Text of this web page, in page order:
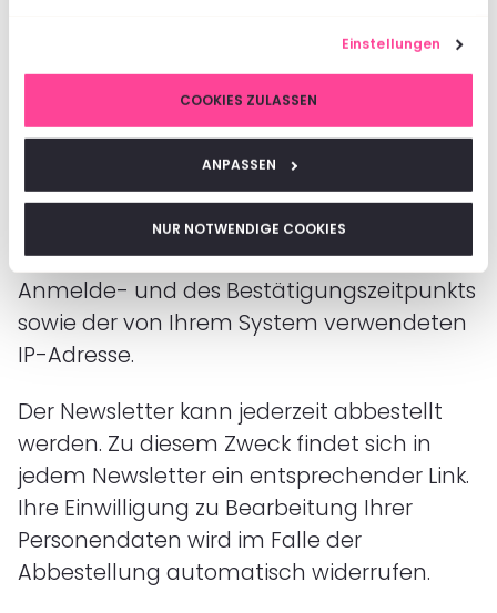
Einstellungen
COOKIES ZULASSEN
ANPASSEN
NUR NOTWENDIGE COOKIES
gebeten werden. Diese Bestätigung ist
notwendig, damit sich niemand mit einer
fremden E-Mail-Adresse anmelden kann.
Die Anmeldungen zum Newsletter werden
protokolliert, um den Anmeldeprozess
entsprechend den rechtlichen
Anforderungen nachweisen zu können.
Hierzu gehört die Speicherung des
Anmelde- und des Bestätigungszeitpunkts
sowie der von Ihrem System verwendeten
IP-Adresse.
Der Newsletter kann jederzeit abbestellt
werden. Zu diesem Zweck findet sich in
jedem Newsletter ein entsprechender Link.
Ihre Einwilligung zu Bearbeitung Ihrer
Personendaten wird im Falle der
Abbestellung automatisch widerrufen.